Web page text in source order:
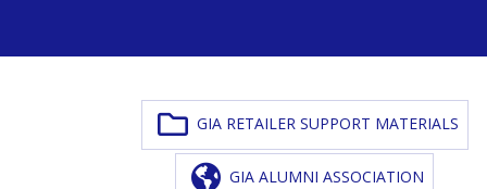
GIA RETAILER SUPPORT MATERIALS
GIA ALUMNI ASSOCIATION